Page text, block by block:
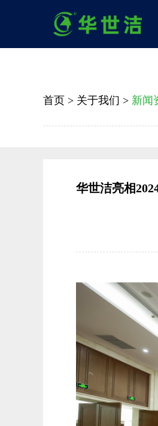
首页 > 关于我们 > 新闻
华世洁亮相